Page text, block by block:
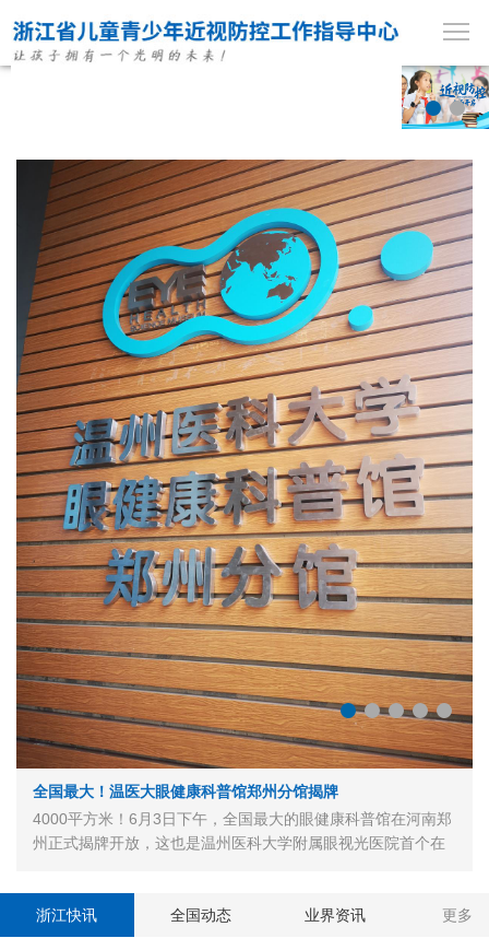
​全国最大！温医大眼健康科普馆郑州分馆揭牌
4000平方米！6月3日下午，全国最大的眼健康科普馆在河南郑
州正式揭牌开放，这也是温州医科大学附属眼视光医院首个在
专家技术指导、社会力量建设，探索一种多方联合共建公益场
馆的创新模式。 去年8月，教育…
浙江快讯 全国动态 业界资讯 更多